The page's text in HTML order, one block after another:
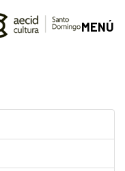
MENÚ